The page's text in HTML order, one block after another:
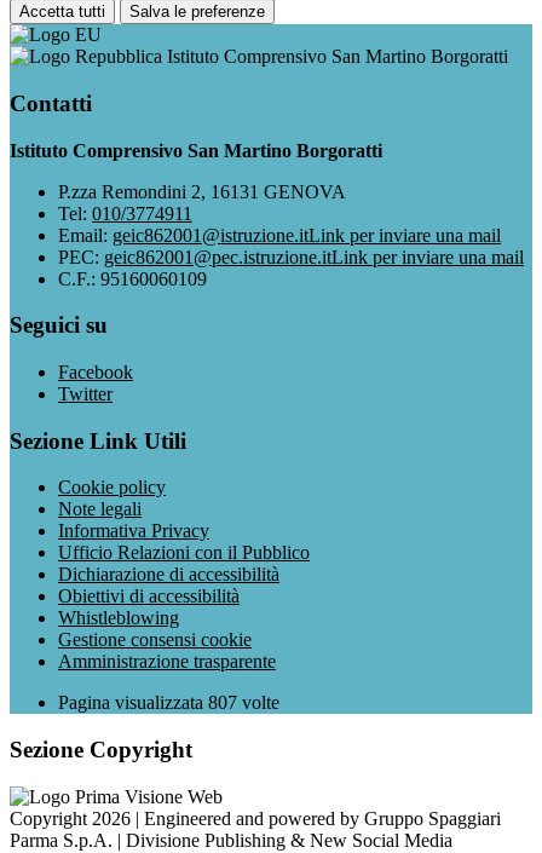
Accetta tutti Salva le preferenze
Istituto Comprensivo San Martino Borgoratti
Contatti
Istituto Comprensivo San Martino Borgoratti
P.zza Remondini 2, 16131 GENOVA
Tel: 010/3774911
Email: geic862001@istruzione.itLink per inviare una mail
PEC: geic862001@pec.istruzione.itLink per inviare una mail
C.F.: 95160060109
Seguici su
Facebook
Twitter
Sezione Link Utili
Cookie policy
Note legali
Informativa Privacy
Ufficio Relazioni con il Pubblico
Dichiarazione di accessibilità
Obiettivi di accessibilità
Whistleblowing
Gestione consensi cookie
Amministrazione trasparente
Pagina visualizzata 807 volte
Sezione Copyright
Copyright 2026 | Engineered and powered by Gruppo Spaggiari
Parma S.p.A. | Divisione Publishing & New Social Media